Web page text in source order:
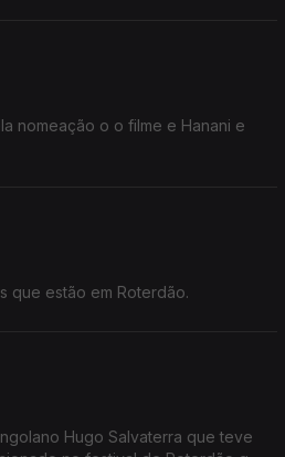
nomeação o o filme e Hanani e
que estão em Roterdão.
Hugo Salvaterra que teve